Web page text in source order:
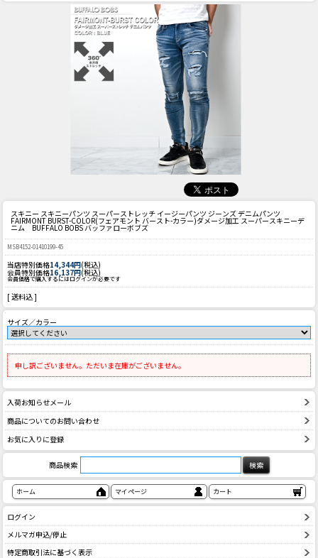
スキニー スキニーパンツ スーパーストレッチ イージーパンツ ジーンズ デニムパンツ
FAIRMONT BURST-COLOR(フェアモント バースト-カラー)ダメージ加工 スーパースキニーデ
ニム BUFFALO BOBS バッファローボブズ
MSB4152-01410199-45
当店特別価格14,344円(税込)
会員特別価格16,137円(税込)
会員価格で購入するにはログインが必要です
[ 送料込 ]
サイズ／カラー
申し訳ございません。ただいま在庫がございません。
入荷お知らせメール
商品についてのお問い合わせ
お気に入りに登録
商品検索
ホーム マイページ カート
ログイン
メルマガ申込/停止
特定商取引法に基づく表示